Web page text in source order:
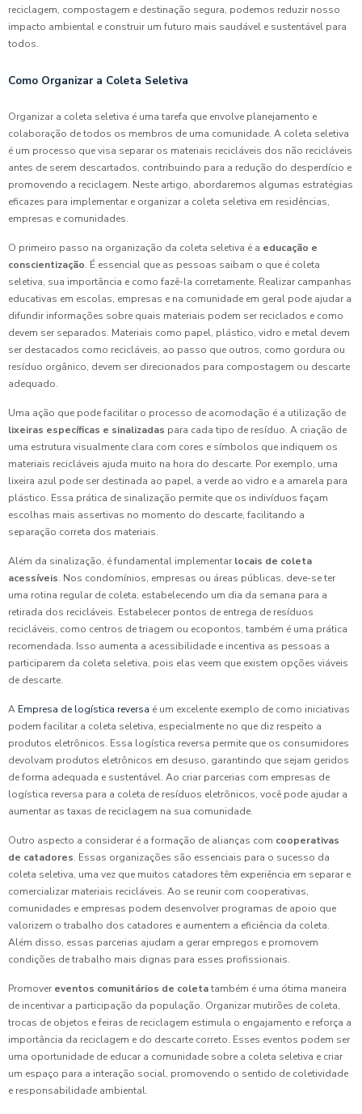
reciclagem, compostagem e destinação segura, podemos reduzir nosso
impacto ambiental e construir um futuro mais saudável e sustentável para
todos.
Como Organizar a Coleta Seletiva
Organizar a coleta seletiva é uma tarefa que envolve planejamento e
colaboração de todos os membros de uma comunidade. A coleta seletiva
é um processo que visa separar os materiais recicláveis dos não recicláveis
antes de serem descartados, contribuindo para a redução do desperdício e
promovendo a reciclagem. Neste artigo, abordaremos algumas estratégias
eficazes para implementar e organizar a coleta seletiva em residências,
empresas e comunidades.
O primeiro passo na organização da coleta seletiva é a educação e
conscientização. É essencial que as pessoas saibam o que é coleta
seletiva, sua importância e como fazê-la corretamente. Realizar campanhas
educativas em escolas, empresas e na comunidade em geral pode ajudar a
difundir informações sobre quais materiais podem ser reciclados e como
devem ser separados. Materiais como papel, plástico, vidro e metal devem
ser destacados como recicláveis, ao passo que outros, como gordura ou
resíduo orgânico, devem ser direcionados para compostagem ou descarte
adequado.
Uma ação que pode facilitar o processo de acomodação é a utilização de
lixeiras específicas e sinalizadas para cada tipo de resíduo. A criação de
uma estrutura visualmente clara com cores e símbolos que indiquem os
materiais recicláveis ajuda muito na hora do descarte. Por exemplo, uma
lixeira azul pode ser destinada ao papel, a verde ao vidro e a amarela para
plástico. Essa prática de sinalização permite que os indivíduos façam
escolhas mais assertivas no momento do descarte, facilitando a
separação correta dos materiais.
Além da sinalização, é fundamental implementar locais de coleta
acessíveis. Nos condomínios, empresas ou áreas públicas, deve-se ter
uma rotina regular de coleta, estabelecendo um dia da semana para a
retirada dos recicláveis. Estabelecer pontos de entrega de resíduos
recicláveis, como centros de triagem ou ecopontos, também é uma prática
recomendada. Isso aumenta a acessibilidade e incentiva as pessoas a
participarem da coleta seletiva, pois elas veem que existem opções viáveis
de descarte.
A Empresa de logística reversa é um excelente exemplo de como iniciativas
podem facilitar a coleta seletiva, especialmente no que diz respeito a
produtos eletrônicos. Essa logística reversa permite que os consumidores
devolvam produtos eletrônicos em desuso, garantindo que sejam geridos
de forma adequada e sustentável. Ao criar parcerias com empresas de
logística reversa para a coleta de resíduos eletrônicos, você pode ajudar a
aumentar as taxas de reciclagem na sua comunidade.
Outro aspecto a considerar é a formação de alianças com cooperativas
de catadores. Essas organizações são essenciais para o sucesso da
coleta seletiva, uma vez que muitos catadores têm experiência em separar e
comercializar materiais recicláveis. Ao se reunir com cooperativas,
comunidades e empresas podem desenvolver programas de apoio que
valorizem o trabalho dos catadores e aumentem a eficiência da coleta.
Além disso, essas parcerias ajudam a gerar empregos e promovem
condições de trabalho mais dignas para esses profissionais.
Promover eventos comunitários de coletatambém é uma ótima maneira
de incentivar a participação da população. Organizar mutirões de coleta,
trocas de objetos e feiras de reciclagem estimula o engajamento e reforça a
importância da reciclagem e do descarte correto. Esses eventos podem ser
uma oportunidade de educar a comunidade sobre a coleta seletiva e criar
um espaço para a interação social, promovendo o sentido de coletividade
e responsabilidade ambiental.